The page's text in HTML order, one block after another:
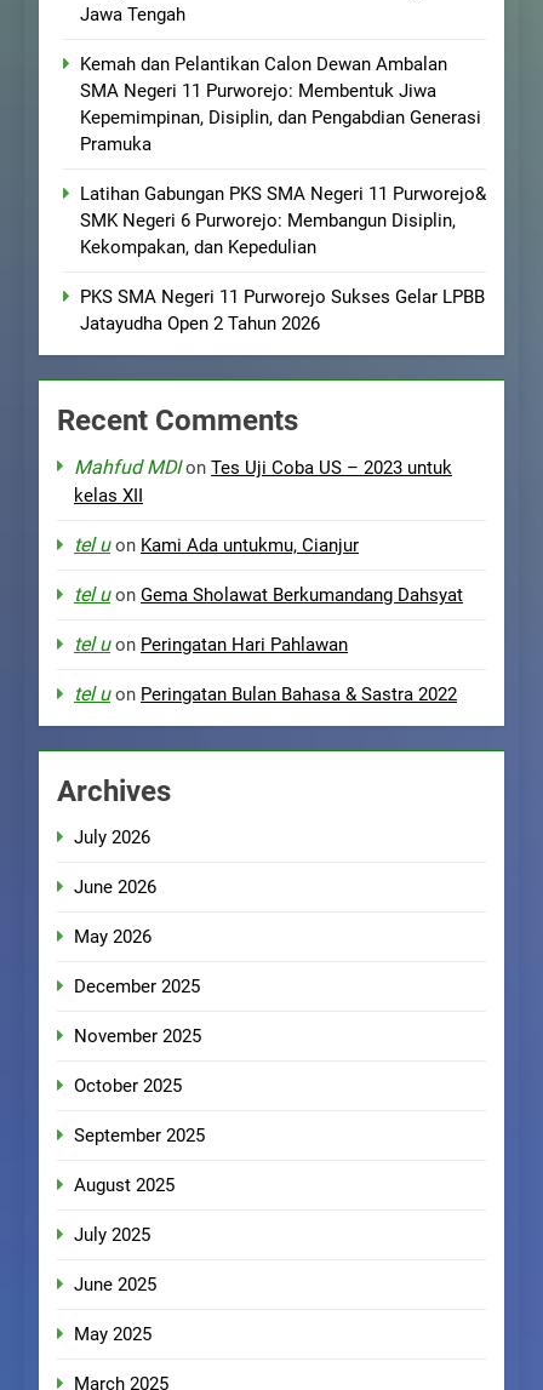
Jawa Tengah
Kemah dan Pelantikan Calon Dewan Ambalan
SMA Negeri 11 Purworejo: Membentuk Jiwa
Kepemimpinan, Disiplin, dan Pengabdian Generasi
Pramuka
Latihan Gabungan PKS SMA Negeri 11 Purworejo&
SMK Negeri 6 Purworejo: Membangun Disiplin,
Kekompakan, dan Kepedulian
PKS SMA Negeri 11 Purworejo Sukses Gelar LPBB
Jatayudha Open 2 Tahun 2026
Recent Comments
Mahfud MDIon Tes Uji Coba US – 2023 untuk
kelas XII
tel uon Kami Ada untukmu, Cianjur
tel uon Gema Sholawat Berkumandang Dahsyat
tel uon Peringatan Hari Pahlawan
tel uon Peringatan Bulan Bahasa & Sastra 2022
Archives
July 2026
June 2026
May 2026
December 2025
November 2025
October 2025
September 2025
August 2025
July 2025
June 2025
May 2025
March 2025